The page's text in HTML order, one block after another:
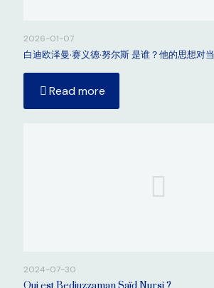
2026-01-07
白迪欧泽曼·赛义德·努尔斯 是谁？他的思想对
Read more
2024-07-30